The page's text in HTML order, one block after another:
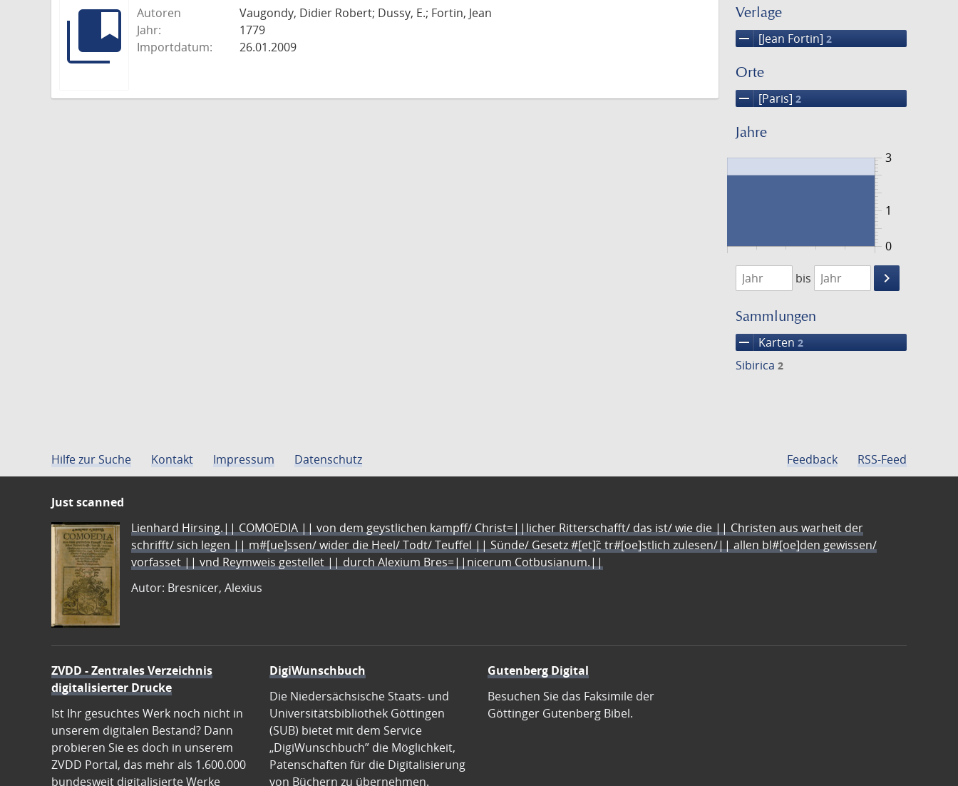
Verlage
remove [Jean Fortin] 2
Orte
remove [Paris] 2
Jahre
0
3
1
1779
1780
bis
keyboard_arrow_right
Suche
Sammlungen
remove Karten 2
Sibirica 2
Autoren
Vaugondy, Didier Robert; Dussy, E.; Fortin, Jean
Jahr:
1779
Importdatum:
26.01.2009
Hilfe zur Suche Kontakt Impressum Datenschutz Feedback RSS-Feed
Just scanned
Lienhard Hirsing.|| COMOEDIA || von dem geystlichen kampff/ Christ=||licher Ritterschafft/ das ist/ wie die || Christen aus warheit der
schrifft/ sich legen || m#[ue]ssen/ wider die Heel/ Todt/ Teuffel || Sünde/ Gesetz #[et]c̃ tr#[oe]stlich zulesen/|| allen bl#[oe]den gewissen/
vorfasset || vnd Reymweis gestellet || durch Alexium Bres=||nicerum Cotbusianum.||
Autor: Bresnicer, Alexius
ZVDD - Zentrales Verzeichnis
digitalisierter Drucke
Ist Ihr gesuchtes Werk noch nicht in
unserem digitalen Bestand? Dann
probieren Sie es doch in unserem
ZVDD Portal, das mehr als 1.600.000
bundesweit digitalisierte Werke
DigiWunschbuch
Die Niedersächsische Staats- und
Universitätsbibliothek Göttingen
(SUB) bietet mit dem Service
„DigiWunschbuch” die Möglichkeit,
Patenschaften für die Digitalisierung
von Büchern zu übernehmen.
Gutenberg Digital
Besuchen Sie das Faksimile der
Göttinger Gutenberg Bibel.